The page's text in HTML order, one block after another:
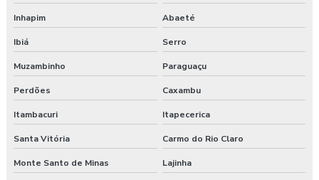
Treinamento nr 31
Treinamento nr 5
Treinamento nr 6
Treinamento online nr 10 Segurança Eletricidade
Treinamento online nr 12 Máquinas e Equipamentos
Treinamento online nr 33 Espaço Confinado
Inhapim Abaeté
Ibiá Serro
Muzambinho Paraguaçu
Perdões Caxambu
Itambacuri Itapecerica
Santa Vitória Carmo do Rio Claro
Monte Santo de Minas Lajinha